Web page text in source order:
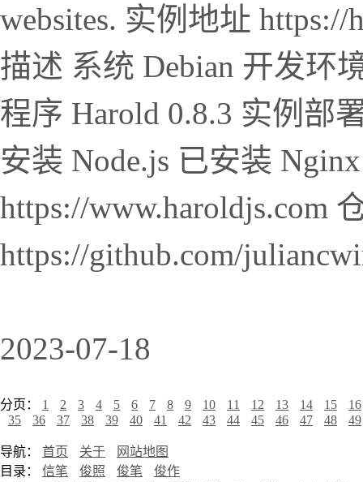
websites. 实例地址
描述 系统 Debian 开发环
程序 Harold 0.8.3 实例部
安装 Node.js 已安装
https://www.haroldjs.com
https://github.com/
2023-07-18
分页： 1 2 3 4 5 6 7 8 9 10 11 12 13 14 15
16
35
36 37 38 39 40 41 42 43 44 45 46 47 48 49
导航： 首页 关于
网站地图
目录： 信笔 俊照 俊笔
俊作